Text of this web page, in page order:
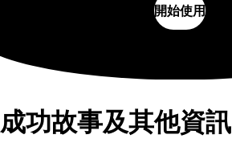
開始使用
成功故事及其他資訊